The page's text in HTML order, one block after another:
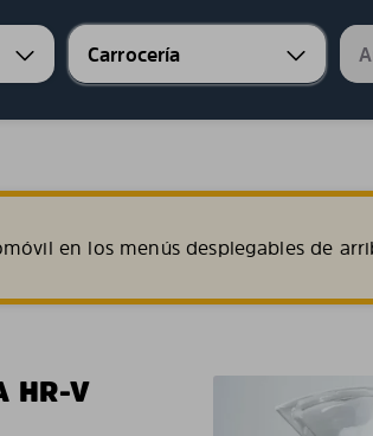
en los menús desplegables de
HR-V